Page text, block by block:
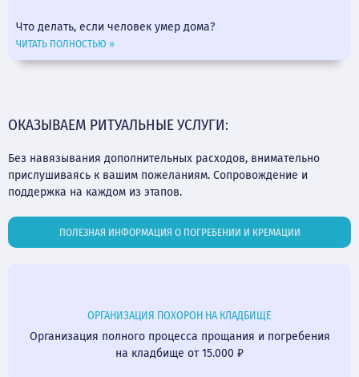
Что делать, если человек умер дома?
ЧИТАТЬ ПОЛНОСТЬЮ »
ОКАЗЫВАЕМ РИТУАЛЬНЫЕ УСЛУГИ:
Без навязывания дополнительных расходов, внимательно
прислушиваясь к вашим пожеланиям. Сопровождение и
поддержка на каждом из этапов.
ПОЛЕЗНАЯ ИНФОРМАЦИЯ О ПОГРЕБЕНИИ И КРЕМАЦИИ
ОРГАНИЗАЦИЯ ПОХОРОН НА КЛАДБИЩЕ
Организация полного процесса прощания и погребения
на кладбище от 15.000 ₽